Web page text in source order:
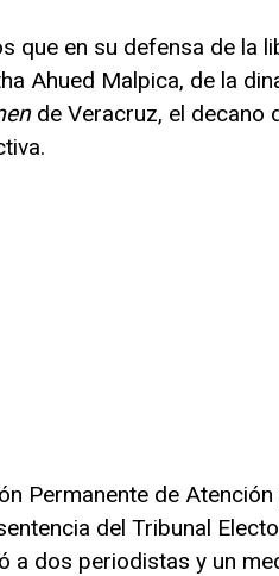
que en su defensa de la
Ahued Malpica, de la
de Veracruz, el decano
Permanente de
del Tribunal
a dos periodistas y un